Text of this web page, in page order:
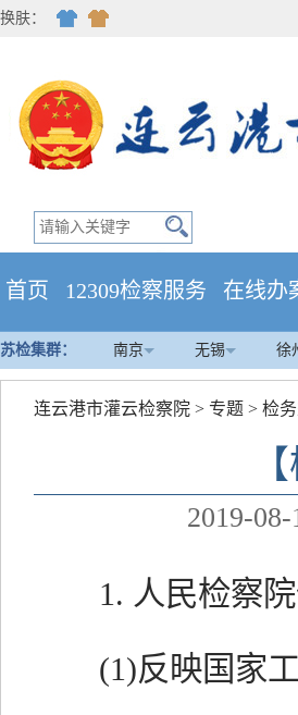
换肤：
首页 12309检察服务 在线办
苏检集群： 南京 无锡 徐
连云港市灌云检察院 > 专题 > 检
2019-
1. 人民检察院
(1)反映国家工